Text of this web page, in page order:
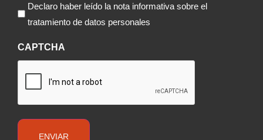
Declaro haber leído la nota informativa sobre el
tratamiento de datos personales
CAPTCHA